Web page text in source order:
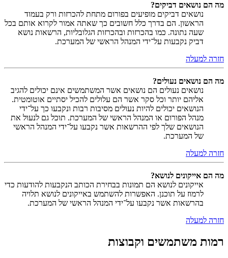
מה הם נושאים דביקים?
נושאים דביקים מופיעים בפורום מתחת להכרזות ורק בעמוד
הראשון. הם בדרך כלל חשובים כך שאתה אמור לקרוא אותם בכל
שעה נתונה. כמו בהכרזות ובהכרזות הגלובליות, הרשאות נושא
דביק נקבעות על־ידי המנהל הראשי של המערכת.
חזרה למעלה
מה הם נושאים נעולים?
נושאים נעולים הם נושאים אשר המשתמשים אינם יכולים להגיב
אליהם יותר וכל סקר אשר הם עלולים להכיל יסתיים אוטומטית.
הנושאים יכולים להיות נעולים מסיבות רבות ונקבעו כך על־ידי
מנהל הפורום או המנהל הראשי של המערכת. תוכל גם לנעול את
הנושאים שלך לפי ההרשאות אשר נקבעו על־ידי המנהל הראשי
של המערכת.
חזרה למעלה
מה הם אייקונים לנושא?
אייקונים לנושא הם תמונות בבחירת הכותב הנקבעות להודעות כדי
לרמוז על תוכנן. האפשרות להשתמש באייקונים לנושא תלויה
בהרשאות אשר נקבעו על־ידי המנהל הראשי של המערכת.
חזרה למעלה
רמות משתמשים וקבוצות